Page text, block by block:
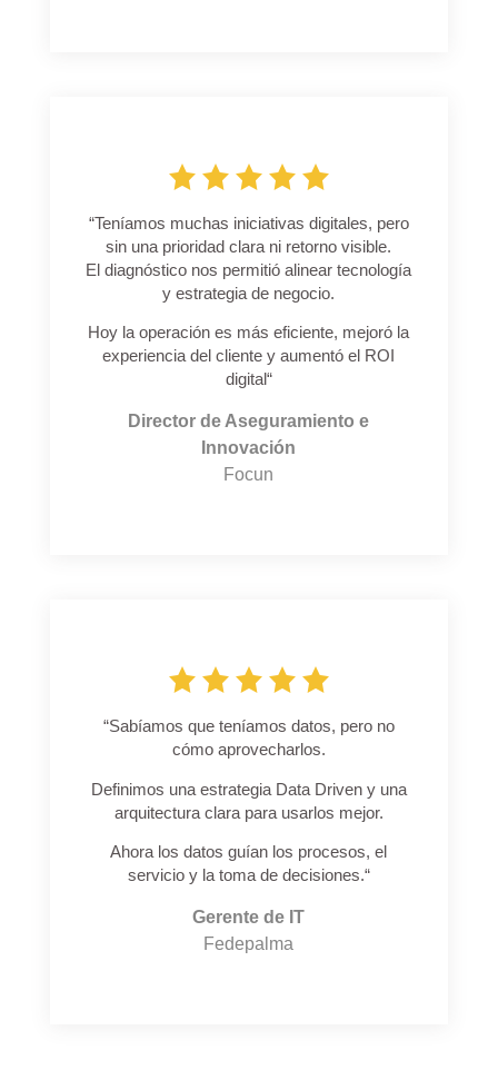
“Teníamos muchas iniciativas digitales, pero
sin una prioridad clara ni retorno visible.
El diagnóstico nos permitió alinear tecnología
y estrategia de negocio.
Hoy la operación es más eficiente, mejoró la
experiencia del cliente y aumentó el ROI
digital“
Director de Aseguramiento e
Innovación
Focun
“Sabíamos que teníamos datos, pero no
cómo aprovecharlos.
Definimos una estrategia Data Driven y una
arquitectura clara para usarlos mejor.
Ahora los datos guían los procesos, el
servicio y la toma de decisiones.“
Gerente de IT
Fedepalma